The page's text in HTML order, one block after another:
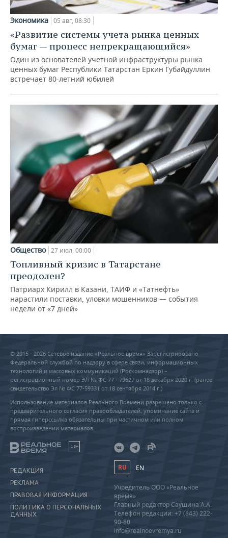
Экономика 05 авг, 08:30
«Развитие системы учета рынка ценных
бумаг — процесс непрекращающийся»
Один из основателей учетной инфраструктуры рынка
ценных бумаг Республики Татарстан Еркин Губайдуллин
встречает 80-летний юбилей
Общество 27 июл, 00:00
Топливный кризис в Татарстане
преодолен?
Патриарх Кирилл в Казани, ТАИФ и «Татнефть»
нарастили поставки, уловки мошенников — события
недели от «7 дней»
© 2015 - 2026 Сетевое издание «Реальное время» Зарегистрировано
Федеральной службой по надзору в сфере связи, информационных
технологий и массовых коммуникаций (Роскомнадзор) –
регистрационный номер ЭЛ № ФС 77 - 79627 от 18 декабря 2020 г. (ранее
свидетельство Эл № ФС 77-59331 от 18 сентября 2014 г.)
Использование материалов Реального Времени разрешено только с
предварительного согласия правообладателей, упоминание сайта и
прямая гиперссылка обязательны при частичном или полном
воспроизведении материалов.
18+
РЕДАКЦИЯ
РЕКЛАМА
ПРАВОВАЯ ИНФОРМАЦИЯ
ПОЛИТИКА О ПЕРСОНАЛЬНЫХ
ДАННЫХ
RU EN
Учредитель ООО «Реальное
время»
Главный редактор Саушина А.А.
Телефон редакции: +7 (843) 222-
90-80
info@realnoevremya.ru